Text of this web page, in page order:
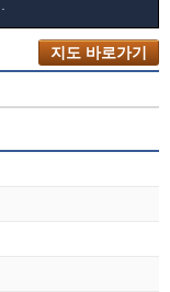
지도 바로가기